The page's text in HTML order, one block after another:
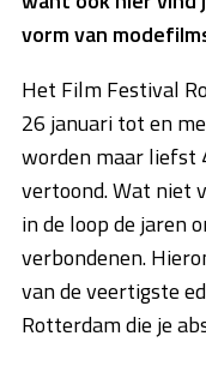
vorm van
Het Film Festival
26 januari tot en
worden maar liefst
vertoond. Wat niet
in de loop de jaren
verbondenen.
van de veertigste
Rotterdam die je